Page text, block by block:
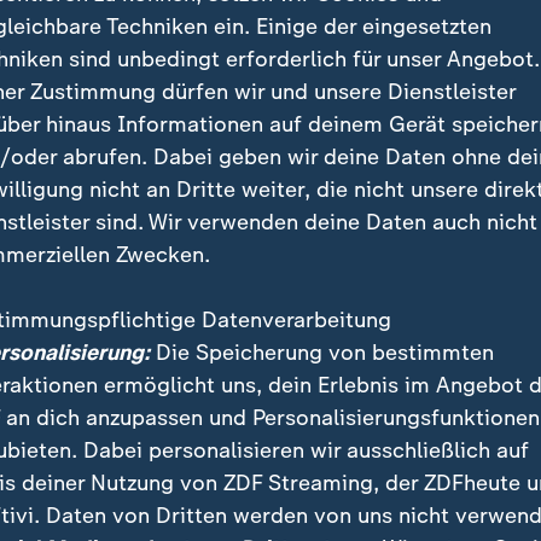
sind den Angaben zufolge die westlichen und
zentrale Mittelgebirgsraum sowie der Osten
Regen oder Sprühregen Straßen und Wege
kann es durch überfrierende Nässe
vor erhöhter Rutschgefahr im Straßenverkehr
Deutschlands soll es dagegen überwiegend
ist also wieder erhöhte
Techniken ein. Einige der eingesetzten
sind unbedingt erforderlich für unser
Zustimmung dürfen wir und unsere Dienstleister
hinaus Informationen auf deinem Gerät
oder abrufen. Dabei geben wir deine Daten ohne
nicht an Dritte weiter, die nicht unsere
sind. Wir verwenden deine Daten auch nicht
Zwecken.
Datenverarbeitung
Die Speicherung von bestimmten
ermöglicht uns, dein Erlebnis im Angebot
an dich anzupassen und Personalisierungsfunktionen
Dabei personalisieren wir ausschließlich auf
deiner Nutzung von ZDF Streaming, der ZDFheute
Daten von Dritten werden von uns nicht